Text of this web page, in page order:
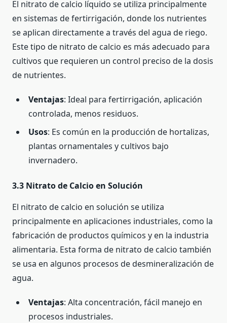
El nitrato de calcio líquido se utiliza principalmente
en sistemas de fertirrigación, donde los nutrientes
se aplican directamente a través del agua de riego.
Este tipo de nitrato de calcio es más adecuado para
cultivos que requieren un control preciso de la dosis
de nutrientes.
Ventajas: Ideal para fertirrigación, aplicación
controlada, menos residuos.
Usos: Es común en la producción de hortalizas,
plantas ornamentales y cultivos bajo
invernadero.
3.3 Nitrato de Calcio en Solución
El nitrato de calcio en solución se utiliza
principalmente en aplicaciones industriales, como la
fabricación de productos químicos y en la industria
alimentaria. Esta forma de nitrato de calcio también
se usa en algunos procesos de desmineralización de
agua.
Ventajas: Alta concentración, fácil manejo en
procesos industriales.